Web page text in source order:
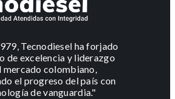
Tecnodiesel ha forjado
de excelencia y liderazgo
mercado colombiano,
el progreso del país con
de vanguardia."